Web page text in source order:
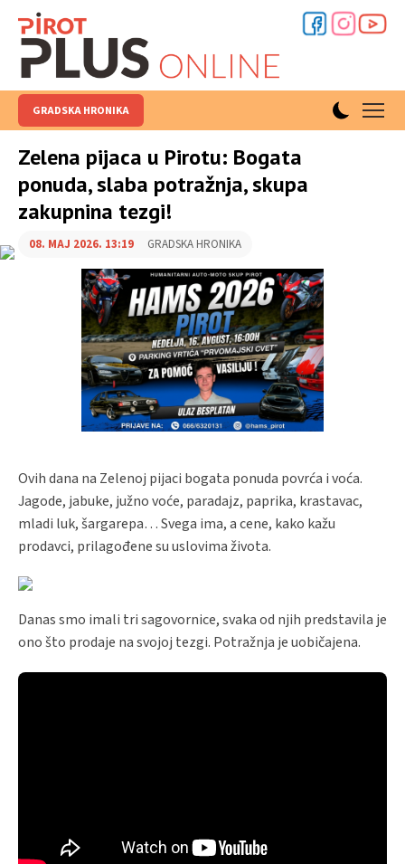
GRADSKA HRONIKA
Zelena pijaca u Pirotu: Bogata
ponuda, slaba potražnja, skupa
zakupnina tezgi!
08. MAJ 2026. 13:19 GRADSKA HRONIKA
Ovih dana na Zelenoj pijaci bogata ponuda povrća i voća.
Jagode, jabuke, južno voće, paradajz, paprika, krastavac,
mladi luk, šargarepa… Svega ima, a cene, kako kažu
prodavci, prilagođene su uslovima života.
Danas smo imali tri sagovornice, svaka od njih predstavila je
ono što prodaje na svojoj tezgi. Potražnja je uobičajena.